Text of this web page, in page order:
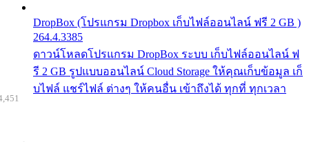
DropBox (โปรแกรม Dropbox เก็บไฟล์ออนไลน์ ฟรี 2 GB )
264.4.3385
ดาวน์โหลดโปรแกรม DropBox ระบบ เก็บไฟล์ออนไลน์ ฟ
รี 2 GB รูปแบบออนไลน์ Cloud Storage ให้คุณเก็บข้อมูล เก็
บไฟล์ แชร์ไฟล์ ต่างๆ ให้คนอื่น เข้าถึงได้ ทุกที่ ทุกเวลา